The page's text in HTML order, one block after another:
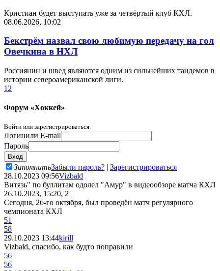
Кристиан будет выступать уже за четвёртый клуб КХЛ.
08.06.2026, 10:02
Бекстрём назвал свою любимую передачу на гол
Овечкина в НХЛ
Россиянин и швед являются одним из сильнейших тандемов в
истории североамериканской лиги.
1 2
Форум «Хоккей»
Войти или зарегистрироваться.
Логинили E-mail
Пароль
ЗапомнитьЗабыли пароль? | Зарегистрироваться
28.10.2023 09:56Vizbald
Витязь" по буллитам одолел "Амур" в видеообзоре матча КХЛ
26.10.2023, 15:20, 2
Сегодня, 26-го октября, был проведён матч регулярного
чемпионата КХЛ
51
58
29.10.2023 13:44kirill
Vizbald, спасибо, как будто поправили
56
56